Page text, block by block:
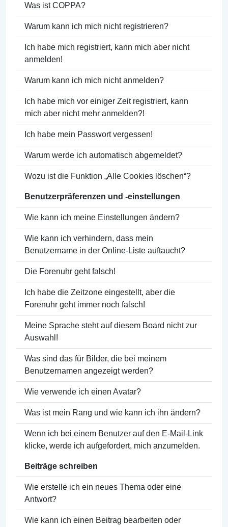
Was ist COPPA?
Warum kann ich mich nicht registrieren?
Ich habe mich registriert, kann mich aber nicht
anmelden!
Warum kann ich mich nicht anmelden?
Ich habe mich vor einiger Zeit registriert, kann
mich aber nicht mehr anmelden?!
Ich habe mein Passwort vergessen!
Warum werde ich automatisch abgemeldet?
Wozu ist die Funktion „Alle Cookies löschen“?
Benutzerpräferenzen und -einstellungen
Wie kann ich meine Einstellungen ändern?
Wie kann ich verhindern, dass mein
Benutzername in der Online-Liste auftaucht?
Die Forenuhr geht falsch!
Ich habe die Zeitzone eingestellt, aber die
Forenuhr geht immer noch falsch!
Meine Sprache steht auf diesem Board nicht zur
Auswahl!
Was sind das für Bilder, die bei meinem
Benutzernamen angezeigt werden?
Wie verwende ich einen Avatar?
Was ist mein Rang und wie kann ich ihn ändern?
Wenn ich bei einem Benutzer auf den E-Mail-Link
klicke, werde ich aufgefordert, mich anzumelden.
Beiträge schreiben
Wie erstelle ich ein neues Thema oder eine
Antwort?
Wie kann ich einen Beitrag bearbeiten oder